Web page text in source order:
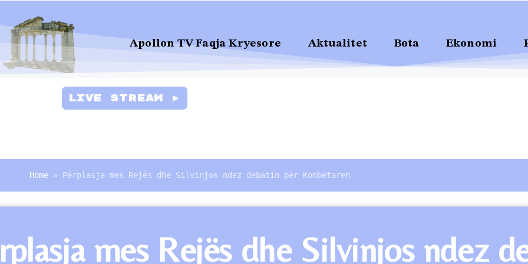
Apollon TV Faqja Kryesore Aktualitet Bota Ekonomi
Live Stream ►
Home » Përplasja mes Rejës dhe Silvinjos ndez debatin për Kombëtaren
mes Rejës dhe Silvinjos ndez